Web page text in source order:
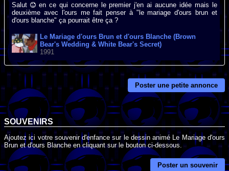
Salut
en ce qui concerne le premier j'en ai aucune idée mais le
deuxième avec l'ours me fait penser à "le mariage d'ours brun et
d'ours blanche" ça pourrait être ça ?
Le Mariage d'ours Brun et d'ours Blanche (Brown
Bear's Wedding & White Bear's Secret)
1991
Poster une petite annonce
SOUVENIRS
Ajoutez ici votre souvenir d'enfance sur le dessin animé Le Mariage d'ours
Brun et d'ours Blanche en cliquant sur le bouton ci-dessous.
Poster un souvenir